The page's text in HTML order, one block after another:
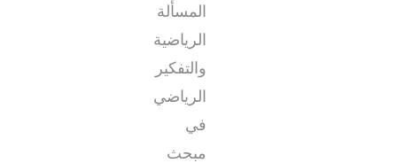
المسألة
الرياضية
والتفكير
الرياضي
في
مبحث